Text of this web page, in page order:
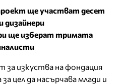
ще участват десет
дизайнери
ще изберат тримата
за изкуства на фондация
цел да насърчава млади и